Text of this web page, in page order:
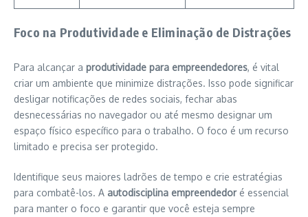
Foco na Produtividade e Eliminação de Distrações
Para alcançar a produtividade para empreendedores, é vital
criar um ambiente que minimize distrações. Isso pode significar
desligar notificações de redes sociais, fechar abas
desnecessárias no navegador ou até mesmo designar um
espaço físico específico para o trabalho. O foco é um recurso
limitado e precisa ser protegido.
Identifique seus maiores ladrões de tempo e crie estratégias
para combatê-los. A autodisciplina empreendedoré essencial
para manter o foco e garantir que você esteja sempre